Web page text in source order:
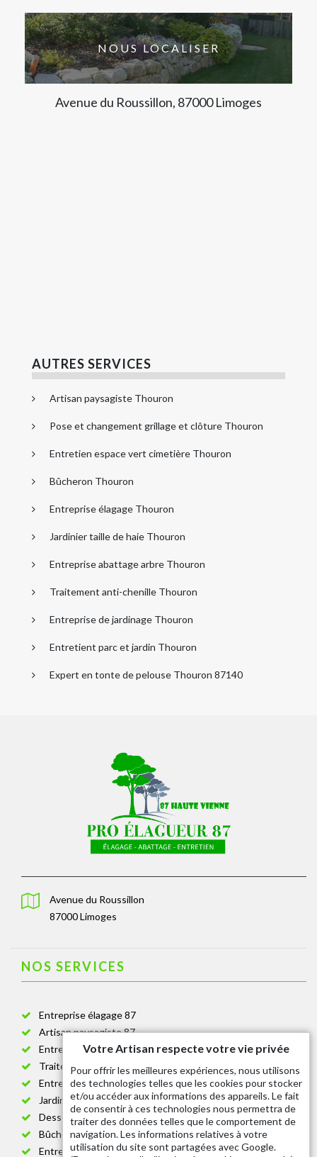
NOUS LOCALISER
Avenue du Roussillon, 87000 Limoges
AUTRES SERVICES
Artisan paysagiste Thouron
Pose et changement grillage et clôture Thouron
Entretien espace vert cimetière Thouron
Bûcheron Thouron
Entreprise élagage Thouron
Jardinier taille de haie Thouron
Entreprise abattage arbre Thouron
Traitement anti-chenille Thouron
Entreprise de jardinage Thouron
Entretient parc et jardin Thouron
Expert en tonte de pelouse Thouron 87140
Avenue du Roussillon
87000 Limoges
NOS SERVICES
Entreprise élagage 87
Artisan paysagiste 87
Entreprise de jardinage 87
Traitement anti-chenille 87
Entreprise abattage arbre 87
Jardinier taille de haie 87
Dessouchage arbre et haie 87
Bûcheron 87
Entretien espace vert cimetière 87
Votre Artisan respecte votre vie privée
Pour offrir les meilleures expériences, nous utilisons
des technologies telles que les cookies pour stocker
et/ou accéder aux informations des appareils. Le fait
de consentir à ces technologies nous permettra de
traiter des données telles que le comportement de
navigation. Les informations relatives à votre
utilisation du site sont partagées avec Google.